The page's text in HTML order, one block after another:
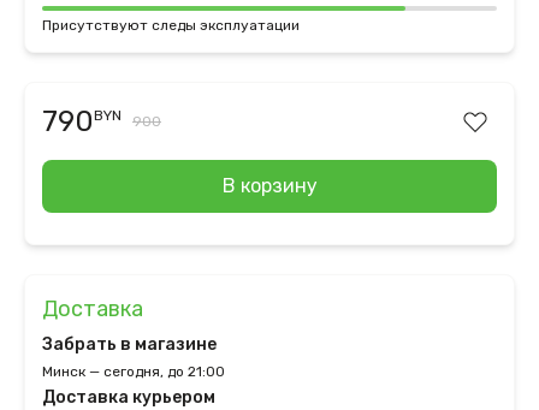
Присутствуют следы эксплуатации
790BYN 900
В корзину
Доставка
Забрать в магазине
Минск — сегодня, до 21:00
Доставка курьером